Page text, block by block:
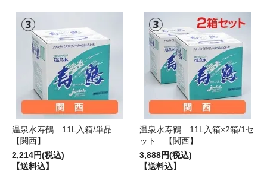
温泉水寿鶴 11L入箱/単品
【関西】
2,214円(税込)
【送料込】
温泉水寿鶴 11L入箱×2箱/1セ
ット 【関西】
3,888円(税込)
【送料込】